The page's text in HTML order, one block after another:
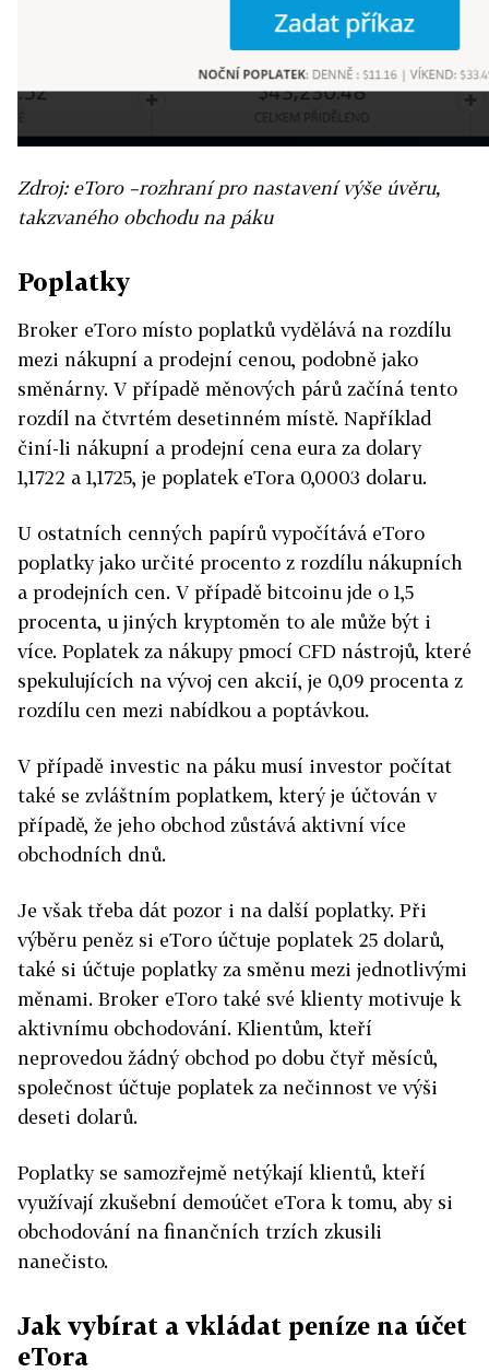
Zdroj: eToro –rozhraní pro nastavení výše úvěru,
takzvaného obchodu na páku
Poplatky
Broker eToro místo poplatků vydělává na rozdílu
mezi nákupní a prodejní cenou, podobně jako
směnárny. V případě měnových párů začíná tento
rozdíl na čtvrtém desetinném místě. Například
činí-li nákupní a prodejní cena eura za dolary
1,1722 a 1,1725, je poplatek eTora 0,0003 dolaru.
U ostatních cenných papírů vypočítává eToro
poplatky jako určité procento z rozdílu nákupních
a prodejních cen. V případě bitcoinu jde o 1,5
procenta, u jiných kryptoměn to ale může být i
více. Poplatek za nákupy pmocí CFD nástrojů, které
spekulujících na vývoj cen akcií, je 0,09 procenta z
rozdílu cen mezi nabídkou a poptávkou.
V případě investic na páku musí investor počítat
také se zvláštním poplatkem, který je účtován v
případě, že jeho obchod zůstává aktivní více
obchodních dnů.
Je však třeba dát pozor i na další poplatky. Při
výběru peněz si eToro účtuje poplatek 25 dolarů,
také si účtuje poplatky za směnu mezi jednotlivými
měnami. Broker eToro také své klienty motivuje k
aktivnímu obchodování. Klientům, kteří
neprovedou žádný obchod po dobu čtyř měsíců,
společnost účtuje poplatek za nečinnost ve výši
deseti dolarů.
Poplatky se samozřejmě netýkají klientů, kteří
využívají zkušební demoúčet eTora k tomu, aby si
obchodování na finančních trzích zkusili
nanečisto.
Jak vybírat a vkládat peníze na účet
eTora